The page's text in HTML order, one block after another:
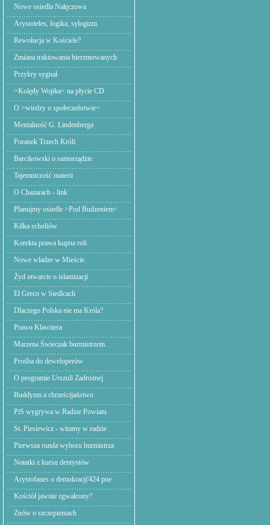
Nowe osiedla Nałęczowa
Arystoteles, logika, sylogizm.
Rewolucja w Kościele?
Zmiana traktowania bierzmowanych
Przykry sygnał
>Kolędy Wojtka< na płycie CD
O >wiedzy o społeczeństwie<
Mentalność G. Lindenberga
Poranek Trzech Króli
Barcikowski o samorządzie
Tajemniczość materii
O Chazarach - link
Planujmy osiedle >Pod Budzeniem<
Kilka scholiów
Korekta prawa kupna roli
Nowe władze w Mieście.
Żyd otwarcie o islamizacji
El Greco w Siedlcach
Dlaczego Polska nie ma Króla?
Prawo Klawitera
Marzena Świeczak burmistrzem.
Prośba do deweloperów
O programie Urszuli Zadrożnej
Buddyzm a chrześcijaństwo
PiS wygrywa w Radzie Powiatu
St. Piesiewicz - witamy w radzie
Pierwsza runda wyboru burmistrza
Notatki z kursu dentystów
Arystofanes o demokracji'424 pne
Kościół jawnie zgwałcony?
Znów o szczepieniach